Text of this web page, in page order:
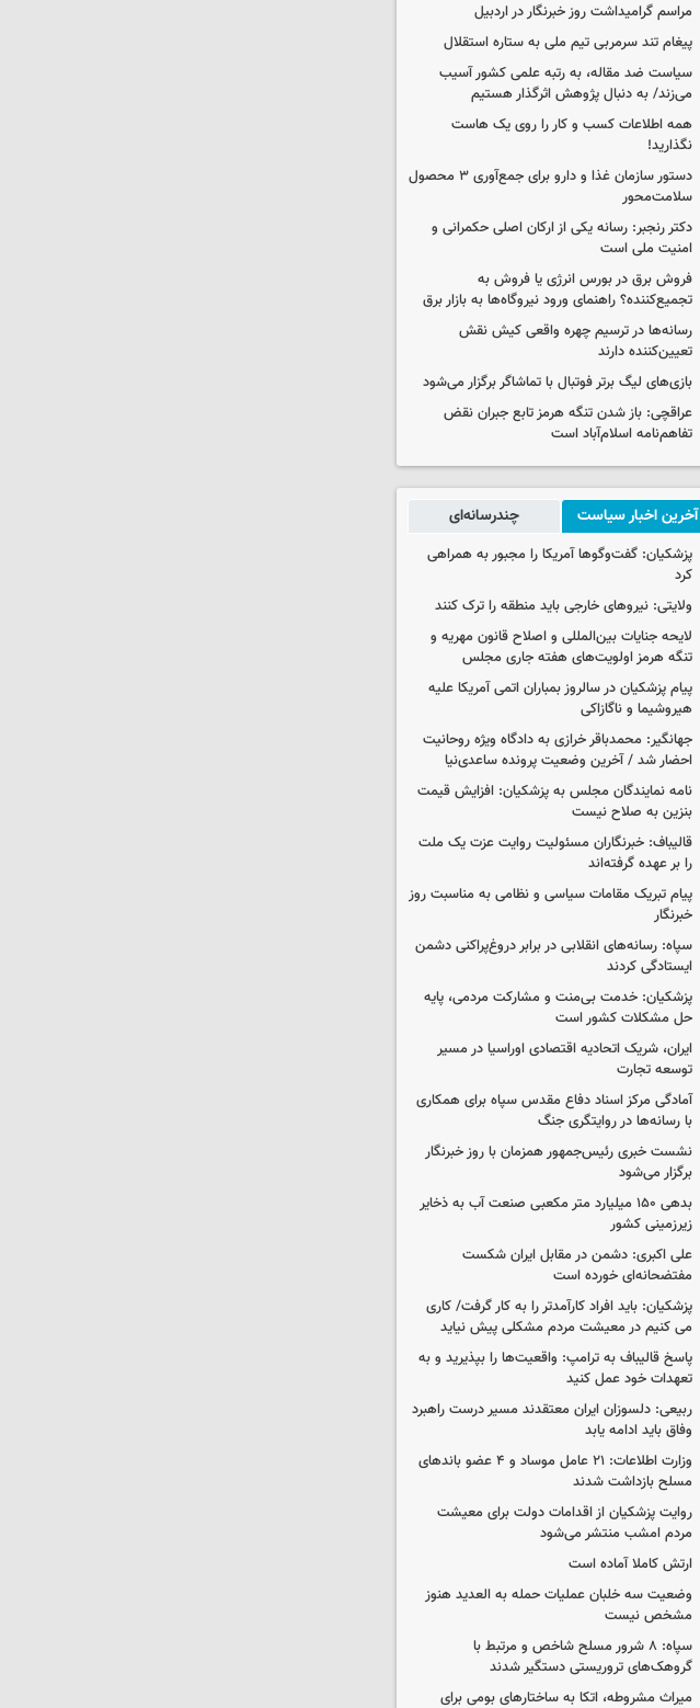
مراسم گرامیداشت روز خبرنگار در اردبیل
پیغام تند سرمربی تیم ملی به ستاره استقلال
سیاست ضد مقاله، به رتبه علمی کشور آسیب
می‌زند/ به دنبال پژوهش اثرگذار هستیم
همه اطلاعات کسب‌ و کار را روی یک هاست
نگذارید!
دستور سازمان غذا و دارو برای جمع‌آوری ۳ محصول
سلامت‌محور
دکتر رنجبر: رسانه یکی از ارکان اصلی حکمرانی و
امنیت ملی است
فروش برق در بورس انرژی یا فروش به
تجمیع‌کننده؟ راهنمای ورود نیروگاه‌ها به بازار برق
رسانه‌ها در ترسیم چهره واقعی کیش نقش
تعیین‌کننده دارند
بازی‌های لیگ برتر فوتبال با تماشاگر برگزار می‌شود
عراقچی: باز شدن تنگه هرمز تابع جبران نقض
تفاهم‌نامه اسلام‌آباد است
آخرین اخبار سیاست چندرسانه‌ای
پزشکیان: گفت‌وگوها آمریکا را مجبور به همراهی
کرد
ولایتی: نیروهای خارجی باید منطقه را ترک کنند
لایحه جنایات بین‌المللی و اصلاح قانون مهریه و
تنگه هرمز اولویت‌های هفته جاری مجلس
پیام پزشکیان در سالروز بمباران اتمی آمریکا علیه
هیروشیما و ناگازاکی
جهانگیر: محمدباقر خرازی به دادگاه ویژه روحانیت
احضار شد / آخرین وضعیت پرونده ساعدی‌نیا
نامه نمایندگان مجلس به پزشکیان: افزایش قیمت
بنزین به صلاح نیست
قالیباف: خبرنگاران مسئولیت روایت عزت یک ملت
را بر عهده گرفته‌اند
پیام تبریک مقامات سیاسی و نظامی به مناسبت روز
خبرنگار
سپاه: رسانه‌های انقلابی در برابر دروغ‌پراکنی دشمن
ایستادگی کردند
پزشکیان: خدمت بی‌منت و مشارکت مردمی، پایه
حل مشکلات کشور است
ایران، شریک اتحادیه اقتصادی اوراسیا در مسیر
توسعه تجارت
آمادگی مرکز اسناد دفاع مقدس سپاه برای همکاری
با رسانه‌ها در روایتگری جنگ
نشست خبری رئیس‌جمهور همزمان با روز خبرنگار
برگزار می‌شود
بدهی ۱۵۰ میلیارد متر مکعبی صنعت آب به ذخایر
زیرزمینی کشور
علی اکبری: دشمن در مقابل ایران شکست
مفتضحانه‌ای خورده است
پزشکیان: باید افراد کارآمدتر را به کار گرفت/ کاری
می کنیم در معیشت مردم مشکلی پیش نیاید
پاسخ قالیباف به ترامپ: واقعیت‌ها را بپذیرید و به
تعهدات خود عمل کنید
ربیعی: دلسوزان ایران معتقدند مسیر درست راهبرد
وفاق باید ادامه یابد
وزارت اطلاعات: ۲۱ عامل موساد و ۴ عضو باندهای
مسلح بازداشت شدند
روایت پزشکیان از اقدامات دولت برای معیشت
مردم امشب منتشر می‌شود
ارتش کاملا آماده است
وضعیت سه خلبان عملیات حمله به العدید هنوز
مشخص نیست
سپاه: ۸ شرور مسلح شاخص و مرتبط با
گروهک‌های تروریستی دستگیر شدند
میراث مشروطه، اتکا به ساختارهای بومی برای